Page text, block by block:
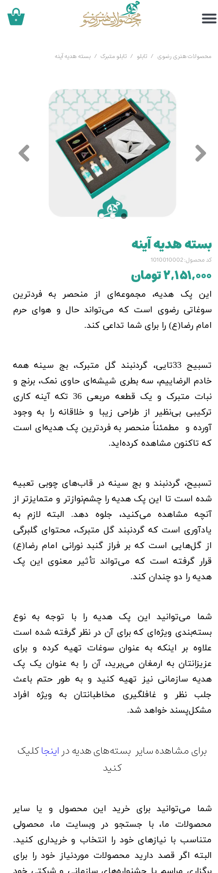
۰
محصولات هنری رضوی تابلو تابلو متبرک بسته هدیه آینه
بسته هدیه آینه
کد محصول: 1010010002
۲,۱۵۱,۰۰۰ تومان
این پک هدیه، مجموعه‌ای از منحصر به فردترین
سوغاتی رضوی است که می‌تواند حال و هوای حرم
امام رضا(ع) را برای شما تداعی کند.
تسبیح 33تایی، گردنبند گل متبرک، بج سینه همه
خادم الرضاییم، سه بطری شیشه‌ای حاوی نمک، برنج و
نبات متبرک و یک قطعه مربعی 36 تکه آینه کاری
ترکیبی بی‌نظیر از طراحی زیبا و خلاقانه را به وجود
آورده و مطمئناً منحصر به فردترین پک هدیه‌ای است
که تاکنون مشاهده کرده‌اید.
تسبیح، گردنبند و بج سینه در قاب‌های چوبی تعبیه
شده است تا این پک هدیه را چشم‌‌نوازتر و متمایزتر از
آنچه مشاهده می‌کنید، جلوه دهد. البته لازم به
یادآوری است که گردنبند گل متبرک، محتوای گلبرگی
از گل‌‌هایی است که بر فراز گنبد نورانی امام رضا(ع)
قرار گرفته است که می‌تواند تأثیر معنوی این پک
هدیه را دو چندان کند.
شما می‌توانید این پک هدیه را با توجه به نوع
بسته‌بندی ویژه‌ای که برای آن در نظر گرفته شده است
علاوه بر اینکه به عنوان سوغات تهیه کرده و برای
عزیزانتان به ارمغان می‌برید، آن را به عنوان یک پک
هدیه سازمانی نیز تهیه کنید و به طور حتم باعث
جلب نظر و غافلگیری مخاطبانتان به ویژه افراد
مشکل‌پسند خواهد شد.
برای مشاهده سایر بسته‌های هدیه دراینجاکلیک
کنید
شما می‌توانید برای خرید این محصول و یا سایر
محصولات ما، با جستجو در وبسایت ما، محصولی
متناسب با نیازهای خود را انتخاب و خریداری کنید.
البته اگر قصد دارید محصولات موردنیاز خود را برای